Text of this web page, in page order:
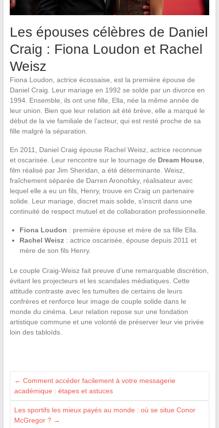
Les épouses célèbres de Daniel
Craig : Fiona Loudon et Rachel
Weisz
Fiona Loudon, actrice écossaise, est la première épouse de
Daniel Craig. Leur mariage en 1992 se solde par un divorce en
1994. Ensemble, ils ont une fille, Ella, née la même année de
leur union. Bien que leur relation ait été brève, elle a marqué le
début de la vie familiale de l’acteur, qui est resté proche de sa
fille malgré la séparation.
En 2011, Daniel Craig épouse Rachel Weisz, actrice reconnue
et oscarisée. Leur rencontre sur le tournage de Dream House,
film réalisé par Jim Sheridan, a été déterminante. Weisz,
fraîchement séparée de Darren Aronofsky, réalisateur avec
lequel elle a eu un fils, Henry, trouve en Craig un partenaire
solide. Leur mariage, discret mais solide, s’inscrit dans une
continuité de respect mutuel et de collaboration professionnelle.
Fiona Loudon : première épouse et mère de sa fille Ella.
Rachel Weisz: actrice oscarisée, épouse depuis 2011 et
mère de son fils Henry.
Le couple Craig-Weisz fait preuve d’une remarquable discrétion,
évitant les projecteurs et les scandales médiatiques. Cette
attitude contraste avec les tumultes de certains de leurs
confrères et renforce leur image de couple solide dans le
monde du cinéma. Leur relation repose sur une fondation
artistique commune et une volonté de préserver leur vie privée
loin des tabloïds.
← Comment accéder facilement à votre messagerie
académique : étapes et astuces
Les sportifs les mieux payés au monde : où se situe Conor
McGregor ? →